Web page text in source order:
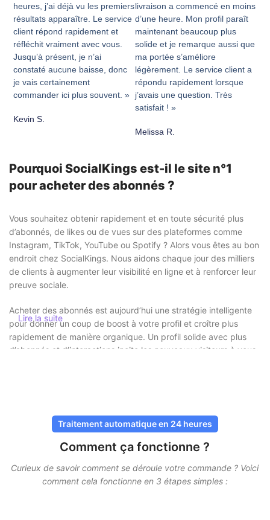
heures, j’ai déjà vu les premiers
résultats apparaître. Le service
client répond rapidement et
réfléchit vraiment avec vous.
Jusqu’à présent, je n’ai
constaté aucune baisse, donc
je vais certainement
commander ici plus souvent. »
Kevin S.
livraison a commencé en moins
d’une heure. Mon profil paraît
maintenant beaucoup plus
solide et je remarque aussi que
ma portée s’améliore
légèrement. Le service client a
répondu rapidement lorsque
j’avais une question. Très
satisfait ! »
Melissa R.
Pourquoi SocialKings est-il le site n°1
pour acheter des abonnés ?
Vous souhaitez obtenir rapidement et en toute sécurité plus
d’abonnés, de likes ou de vues sur des plateformes comme
Instagram, TikTok, YouTube ou Spotify ? Alors vous êtes au bon
endroit chez SocialKings. Nous aidons chaque jour des milliers
de clients à augmenter leur visibilité en ligne et à renforcer leur
preuve sociale.
Acheter des abonnés est aujourd’hui une stratégie intelligente
pour donner un coup de boost à votre profil et croître plus
rapidement de manière organique. Un profil solide avec plus
d’abonnés et d’interactions incite les nouveaux visiteurs à vous
sans risque
Chez SocialKings, la sécurité est toujours une priorité. Vous
n’avez jamais besoin de partager votre mot de passe
, et
toutes les livraisons se font via des méthodes sûres et
Lire la suite
Traitement automatique en 24 heures
Comment ça fonctionne ?
Curieux de savoir comment se déroule votre commande ? Voici
comment cela fonctionne en 3 étapes simples :